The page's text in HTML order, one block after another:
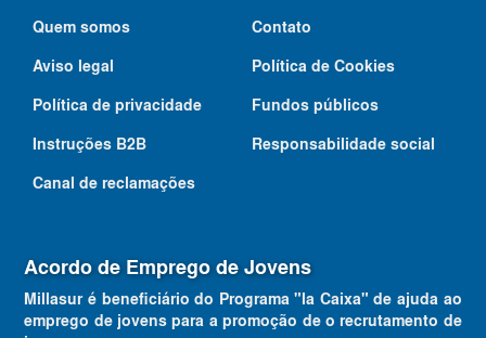
Quem somos
Contato
Aviso legal
Política de Cookies
Política de privacidade
Fundos públicos
Instruções B2B
Responsabilidade social
Canal de reclamações
Acordo de Emprego de Jovens
Millasur é beneficiário do Programa "la Caixa" de ajuda ao
emprego de jovens para a promoção de o recrutamento de